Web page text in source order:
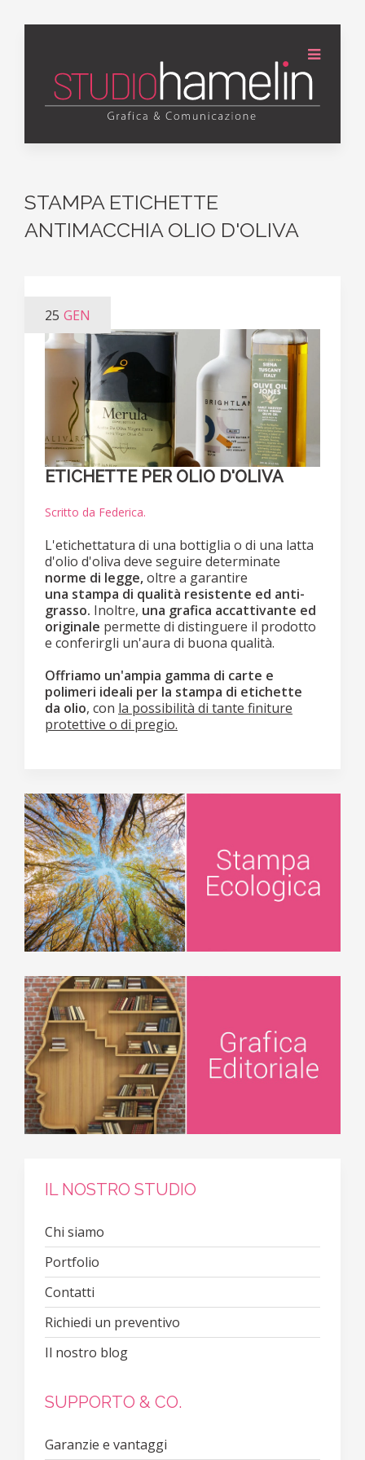
STAMPA ETICHETTE
ANTIMACCHIA OLIO D'OLIVA
25 GEN
ETICHETTE PER OLIO D'OLIVA
Scritto da Federica.
L'etichettatura di una bottiglia o di una latta
d'olio d'oliva deve seguire determinate
norme di legge,oltre a garantire
una stampa di qualità resistente ed anti-
grasso. Inoltre, una grafica accattivante ed
originale permette di distinguere il prodotto
e conferirgli un'aura di buona qualità.
Offriamo un'ampia gamma di carte e
polimeri ideali per la stampa di etichette
da olio, con la possibilità di tante finiture
protettive o di pregio.
IL NOSTRO STUDIO
Chi siamo
Portfolio
Contatti
Richiedi un preventivo
Il nostro blog
SUPPORTO & CO.
Garanzie e vantaggi